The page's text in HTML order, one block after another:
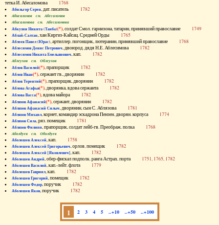
тетка И. Абесаломова 1768
Абильгор Серен, дат. писатель 1782
Абисаломов см. Абесаломов
Абисаломова см. Абесаломова
Абкузин Никита (Танба)(*), солдат Смол. гарнизона, татарин, принявший православие 1749
Аблай-Салтан, хан Киргиз-Кайсац. Средней Орды 1765
Аблеев Павел (Юрас), артиллер. погонщик, лютеранин, принявший православие 1768
Аблесимов Денис Петрович, двоюрод. дядя Н.Е. Аблесимова 1782
Аблесимов Никита Емельянович, кап. 1782
Аблеухов см. Облеухов
Аблов Василий(*), прапорщик 1782
Аблов Иван(*), сержант гв., дворянин 1782
Аблов Терентий(*), прапорщик, дворянин 1782
Аблова Агафья(*), дворянка, вдова сержанта 1782
Аблова Васса(*), вдова майора 1782
Аблязов Афанасий(*), сержант, дворянин 1782
Аблязов Афанасий Силыч, дворянин, сын С. Аблязова 1781
Аблязов Михаил, корнет, командир эскадрона Пензен. дворян. корпуса 1774
Аблязов Сила, ряз. помещик 1781
Аблязов Филипп, прапорщик, солдат лейб-гв. Преображ. полка 1768
Аболдуев см. Оболдуев
Аболешев Алексей, кап. 1758
Аболешев Алексей Григорьевич, орлов. помещик 1782
Аболешев Алексей [Яковлевич], кап. 1782
Аболешев Андрей, обер-фискал подполк. ранга Астрах. порта 1751, 1765, 1782
Аболешев Василий, кап.-лейт. флота 1779
Аболешев Гавриил, кап. 1782
Аболешев Григорий, помещик 1782
Аболешев Федор, поручик 1782
Аболешев Яков, поручик 1782
1 2 3 4 5 ..+10 ..+50 ..+100